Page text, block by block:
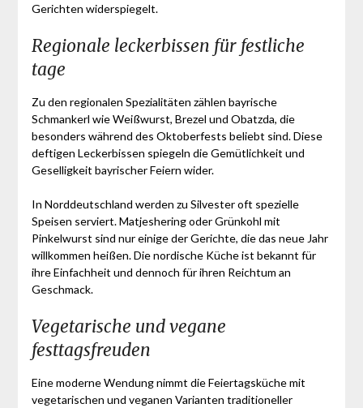
Gerichten widerspiegelt.
Regionale leckerbissen für festliche
tage
Zu den regionalen Spezialitäten zählen bayrische
Schmankerl wie Weißwurst, Brezel und Obatzda, die
besonders während des Oktoberfests beliebt sind. Diese
deftigen Leckerbissen spiegeln die Gemütlichkeit und
Geselligkeit bayrischer Feiern wider.
In Norddeutschland werden zu Silvester oft spezielle
Speisen serviert. Matjeshering oder Grünkohl mit
Pinkelwurst sind nur einige der Gerichte, die das neue Jahr
willkommen heißen. Die nordische Küche ist bekannt für
ihre Einfachheit und dennoch für ihren Reichtum an
Geschmack.
Vegetarische und vegane
festtagsfreuden
Eine moderne Wendung nimmt die Feiertagsküche mit
vegetarischen und veganen Varianten traditioneller